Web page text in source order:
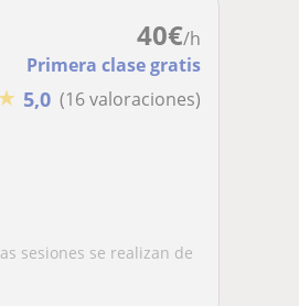
40€/h
Primera clase gratis
★ 5,0 (16 valoraciones)
sesiones se realizan de